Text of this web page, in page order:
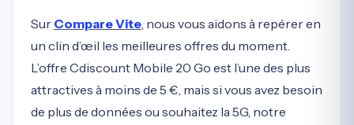
Sur Compare Vite , nous vous aidons à repérer en
un clin d’œil les meilleures offres du moment.
L’offre Cdiscount Mobile 20 Go est l’une des plus
attractives à moins de 5 €, mais si vous avez besoin
de plus de données ou souhaitez la 5G, notre